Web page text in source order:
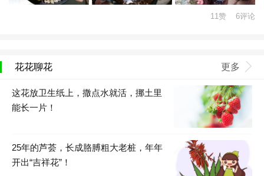
11赞 6评论
花花聊花 更多
这花放卫生纸上，撒点水就活，挪土里
能长一片！
25年的芦荟，长成胳膊粗大老桩，年年
开出“吉祥花”！